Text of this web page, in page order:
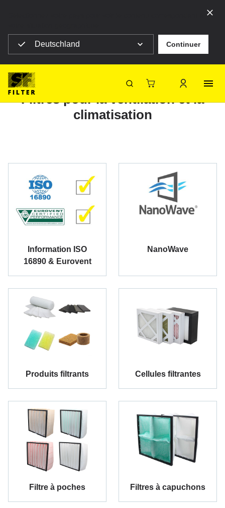
Deutschland Continuer
SF-Filter
SF Filter Homepage
Filtres industriels
Filtres pour la ventilation et la
climatisation
Information ISO
16890 & Eurovent
NanoWave
Produits filtrants Cellules filtrantes
Filtre à poches Filtres à capuchons